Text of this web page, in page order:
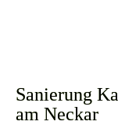
Sanierung
am Neckar